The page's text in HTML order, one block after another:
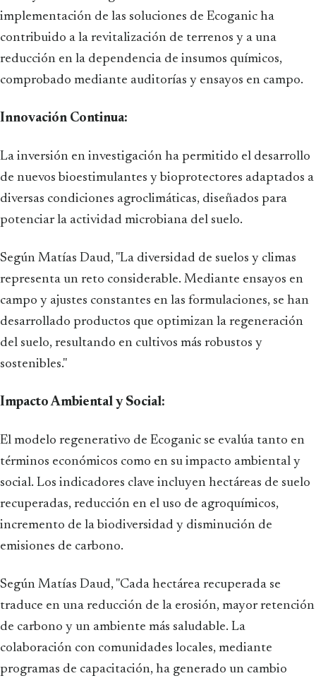
implementación de las soluciones de Ecoganic ha
contribuido a la revitalización de terrenos y a una
reducción en la dependencia de insumos químicos,
comprobado mediante auditorías y ensayos en campo.
Innovación Continua:
La inversión en investigación ha permitido el desarrollo
de nuevos bioestimulantes y bioprotectores adaptados a
diversas condiciones agroclimáticas, diseñados para
potenciar la actividad microbiana del suelo.
Según Matías Daud, "La diversidad de suelos y climas
representa un reto considerable. Mediante ensayos en
campo y ajustes constantes en las formulaciones, se han
desarrollado productos que optimizan la regeneración
del suelo, resultando en cultivos más robustos y
sostenibles."
Impacto Ambiental y Social:
El modelo regenerativo de Ecoganic se evalúa tanto en
términos económicos como en su impacto ambiental y
social. Los indicadores clave incluyen hectáreas de suelo
recuperadas, reducción en el uso de agroquímicos,
incremento de la biodiversidad y disminución de
emisiones de carbono.
Según Matías Daud, "Cada hectárea recuperada se
traduce en una reducción de la erosión, mayor retención
de carbono y un ambiente más saludable. La
colaboración con comunidades locales, mediante
programas de capacitación, ha generado un cambio